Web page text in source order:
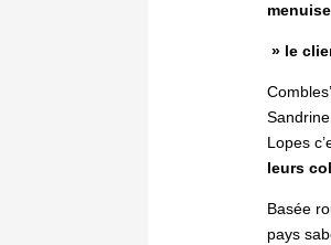
» le
Lopes
leurs
Basée
pays